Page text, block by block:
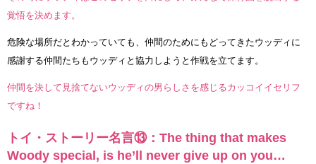
覚悟を決めます。
危険な場所だとわかっていても、仲間のためにもどってきたウッディに
感謝する仲間たちもウッディと協力しようと作戦を立てます。
仲間を決して見捨てないウッディの男らしさを感じるカッコイイセリフ
ですね！
トイ・ストーリー名言⑬：The thing that makes
Woody special, is he’ll never give up on you…